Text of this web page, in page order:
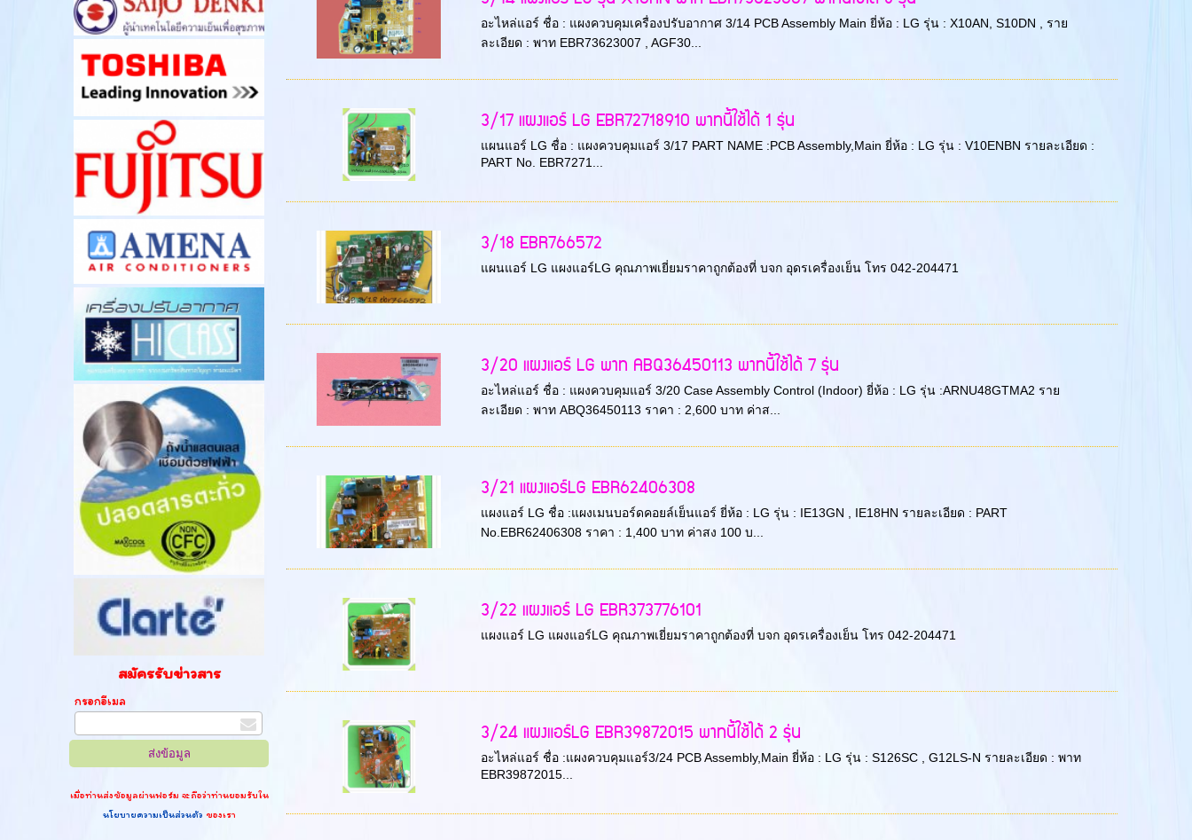
สมัครรับข่าวสาร
กรอกอีเมล
เมื่อท่านส่งข้อมูลผ่านฟอร์ม จะถือว่าท่านยอมรับใน
นโยบายความเป็นส่วนตัว ของเรา
อะไหล่แอร์ ชื่อ : แผงควบคุมเครื่องปรับอากาศ 3/14 PCB Assembly Main ยี่ห้อ : LG รุ่น : X10AN, S10DN , ราย
ละเอียด : พาท EBR73623007 , AGF30...
3/17 แผงแอร์ LG EBR72718910 พาทนี้ใช้ได้ 1 รุ่น
แผนแอร์ LG ชื่อ : แผงควบคุมแอร์ 3/17 PART NAME :PCB Assembly,Main ยี่ห้อ : LG รุ่น : V10ENBN รายละเอียด :
PART No. EBR7271...
3/18 EBR766572
แผนแอร์ LG แผงแอร์LG คุณภาพเยี่ยมราคาถูกต้องที่ บจก อุดรเครื่องเย็น โทร 042-204471
3/20 แผงแอร์ LG พาท ABQ36450113 พาทนี้ใช้ได้ 7 รุ่น
อะไหล่แอร์ ชื่อ : แผงควบคุมแอร์ 3/20 Case Assembly Control (Indoor) ยี่ห้อ : LG รุ่น :ARNU48GTMA2 ราย
ละเอียด : พาท ABQ36450113 ราคา : 2,600 บาท ค่าส...
3/21 แผงแอร์LG EBR62406308
แผงแอร์ LG ชื่อ :แผงเมนบอร์ดคอยล์เย็นแอร์ ยี่ห้อ : LG รุ่น : IE13GN , IE18HN รายละเอียด : PART
No.EBR62406308 ราคา : 1,400 บาท ค่าสง 100 บ...
3/22 แผงแอร์ LG EBR373776101
แผงแอร์ LG แผงแอร์LG คุณภาพเยี่ยมราคาถูกต้องที่ บจก อุดรเครื่องเย็น โทร 042-204471
3/24 แผงแอร์LG EBR39872015 พาทนี้ใช้ได้ 2 รุ่น
อะไหล่แอร์ ชื่อ :แผงควบคุมแอร์3/24 PCB Assembly,Main ยี่ห้อ : LG รุ่น : S126SC , G12LS-N รายละเอียด : พาท
EBR39872015...